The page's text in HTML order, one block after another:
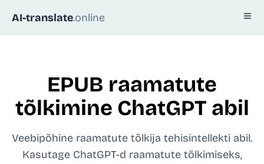
AI-translate.online
EPUB raamatute
tõlkimine ChatGPT abil
Veebipõhine raamatute tõlkija tehisintellekti abil.
Kasutage ChatGPT-d raamatute tõlkimiseks,